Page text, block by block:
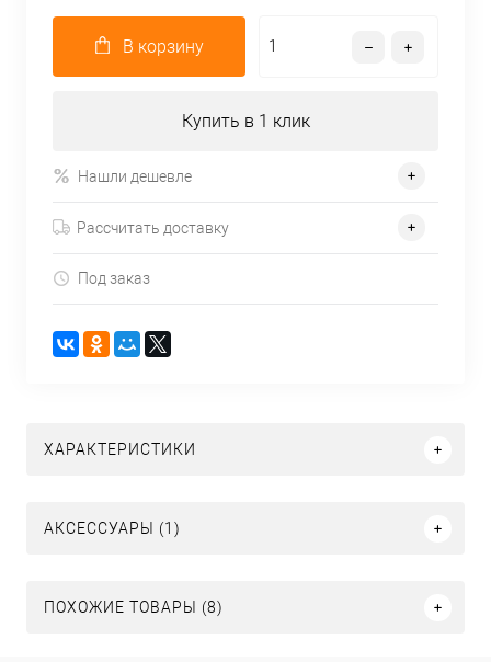
В корзину
Купить в 1 клик
Нашли дешевле
Рассчитать доставку
Под заказ
ХАРАКТЕРИСТИКИ
АКСЕССУАРЫ (1)
ПОХОЖИЕ ТОВАРЫ (8)